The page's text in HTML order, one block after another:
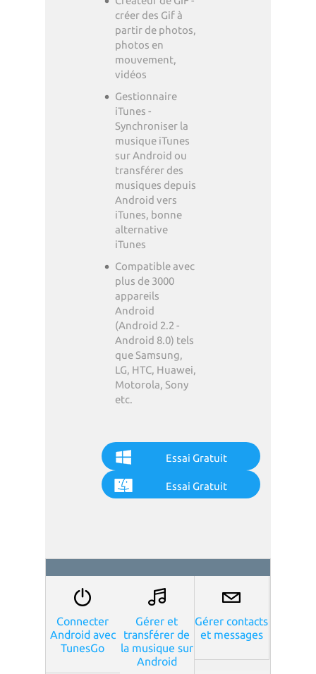
créer des Gif à
partir de photos,
photos en
mouvement,
vidéos
Gestionnaire
iTunes -
Synchroniser la
musique iTunes
sur Android ou
transférer des
musiques depuis
Android vers
iTunes, bonne
alternative
iTunes
Compatible avec
plus de 3000
appareils
Android
(Android 2.2 -
Android 8.0) tels
que Samsung,
LG, HTC, Huawei,
Motorola, Sony
etc.
Essai Gratuit
Essai Gratuit
Connecter
Android avec
TunesGo
Gérer et
transférer de
la musique sur
Android
Gérer contacts
et messages